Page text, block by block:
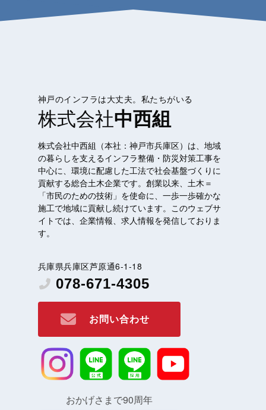
神戸のインフラは大丈夫。私たちがいる
株式会社中西組
株式会社中西組（本社：神戸市兵庫区）は、地域
の暮らしを支えるインフラ整備・防災対策工事を
中心に、環境に配慮した工法で社会基盤づくりに
貢献する総合土木企業です。創業以来、土木＝
「市民のための技術」を使命に、一歩一歩確かな
施工で地域に貢献し続けています。このウェブサ
イトでは、企業情報、求人情報を発信しておりま
す。
兵庫県兵庫区芦原通6-1-18
078-671-4305
お問い合わせ
おかげさまで90周年